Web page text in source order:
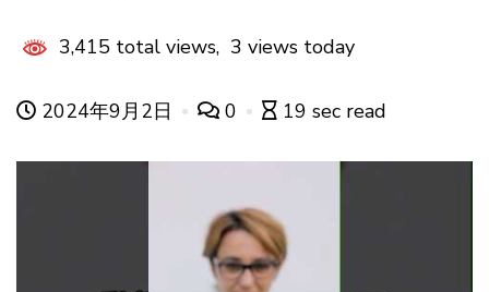
3,415 total views, 3 views today
2024年9月2日 0 19 sec read